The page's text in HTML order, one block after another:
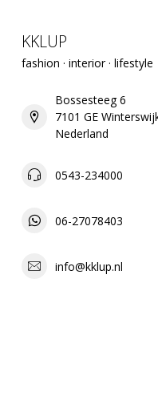
KKLUP
fashion · interior · lifestyle
Bossesteeg 6
7101 GE
Nederland
0543-234000
06-27078403
info@kklup.nl